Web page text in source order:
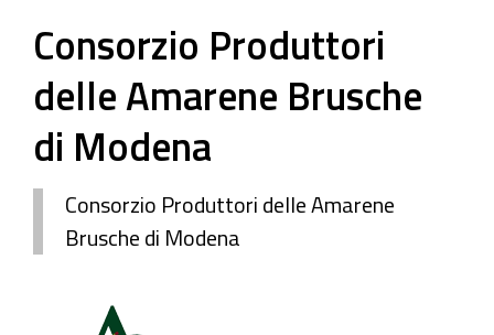
Consorzio Produttori
delle Amarene Brusche
di Modena
Consorzio Produttori delle Amarene
Brusche di Modena